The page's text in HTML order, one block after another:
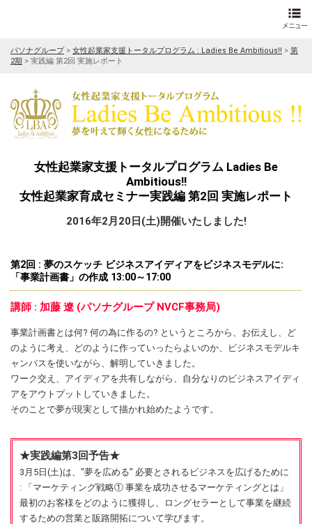
パソナグループ> 女性起業家支援トータルプログラム : Ladies Be Ambitious!! > 第
2期 > 実践編 第2回 実施レポート
女性起業家支援トータルプログラム Ladies Be
Ambitious!!
女性起業家育成セミナー実践編 第2回 実施レポート
2016年2月20日(土)開催いたしました!
第2回 : 夢のスケッチ ビジネスアイディアをビジネスモデルに:
「事業計画書」の作成 13:00～17:00
講師 : 加藤 遼 (パソナグループ NVCF事務局)
事業計画書とは何? 何の為に作るの? というところから、お伝えし、ど
のように考え、どのように作っていったらよいのか、ビジネスモデルキ
ャンバスを使いながら、解明していきました。
ワーク交え、アイディアを共有しながら、自分なりのビジネスアイディ
アをアウトプットしていきました。
そのことで夢が現実として描かれ始めたようです。
★実践編第3回予告★
3月5日(土)は、"夢を広める" 必要とされるビジネスを広げるために
: 「マーケティング戦略① 事業を成功させるマーケティングとは」
最初のお客様をどのように獲得し、ロングセラーとして事業を継続
するための営業と販路開拓について学びます。